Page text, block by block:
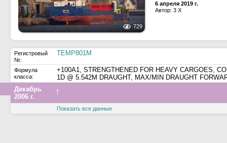
729
6 апреля 2019 г.
Автор: 3 X
Регистровый
№:
TEMP801M
Формула
класса:
+100A1, STRENGTHENED FOR HEAVY CARGOES,
1D @ 5.542M DRAUGHT, MAX/MIN DRAUGHT
Декабрь
2006 г.
↑
Показать все данные